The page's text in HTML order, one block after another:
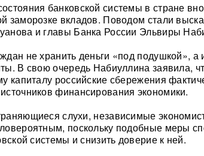
банковской системы в стране
заморозке вкладов. Поводом стали
и главы Банка России Эльвиры
не хранить деньги «под подушкой», а
В свою очередь Набиуллина заявила,
капиталу российские сбережения
финансирования экономики.
слухи, независимые
поскольку подобные меры
системы и снизить доверие к ней.